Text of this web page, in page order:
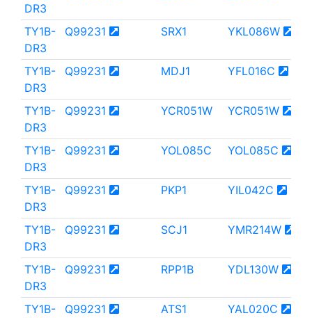
DR3
TY1B-
DR3
Q99231 SRX1 YKL086W
TY1B-
DR3
Q99231 MDJ1 YFL016C
TY1B-
DR3
Q99231 YCR051W YCR051W
TY1B-
DR3
Q99231 YOL085C YOL085C
TY1B-
DR3
Q99231 PKP1 YIL042C
TY1B-
DR3
Q99231 SCJ1 YMR214W
TY1B-
DR3
Q99231 RPP1B YDL130W
TY1B-
Q99231 ATS1 YAL020C